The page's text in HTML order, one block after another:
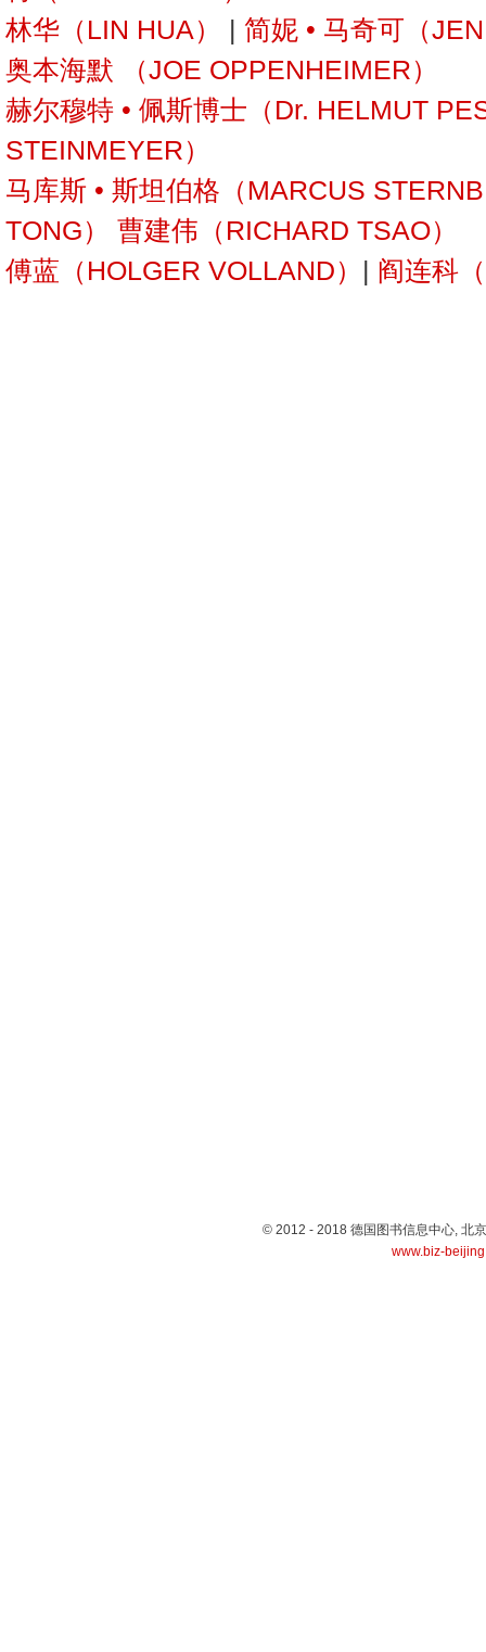
林华（LIN HUA）
| 简妮 • 马奇可（
奥本海默 （JOE OPPENHEIMER）
赫尔穆特 • 佩斯博士（Dr. HELMUT
STEINMEYER）
马库斯 • 斯坦伯格（MARCUS
TONG）
曹建伟（RICHARD TSAO）
傅蓝（HOLGER VOLLAND） | 阎连科
© 2012 - 2018 德国图书信息中心, 北
www.biz-